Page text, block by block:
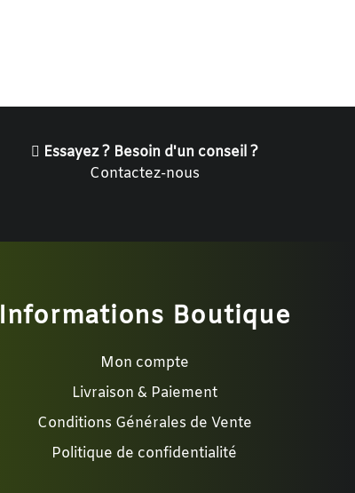
Essayez ? Besoin d'un conseil ?
Contactez-nous
Informations Boutique
Mon compte
Livraison & Paiement
Conditions Générales de Vente
Politique de confidentialité